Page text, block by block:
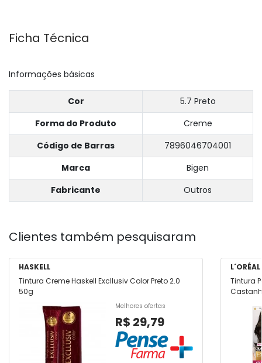
Ficha Técnica
Informações básicas
Cor
5.7 Preto
Forma do Produto
Creme
Código de Barras
7896046704001
Marca
Bigen
Fabricante
Outros
Clientes também pesquisaram
HASKELL
Tintura Creme Haskell Excllusiv Color Preto 2.0
50g
Melhores ofertas
R$ 29,79
L´ORÉAL
Tintura